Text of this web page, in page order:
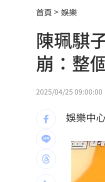
解散統促
疫苗真相
股災這8
爆掛表
半導體與
華許9月
老後離
「這餐
首頁 娛樂
陳珮騏
崩：整
2025/04/25 09:00:00
娛樂中